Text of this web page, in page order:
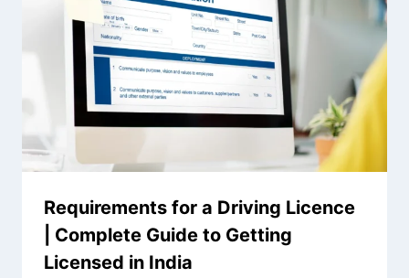
Requirements for a Driving Licence
| Complete Guide to Getting
Licensed in India